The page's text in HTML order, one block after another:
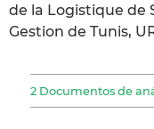
de la Logistique de
Gestion de Tunis,
2 Documentos de